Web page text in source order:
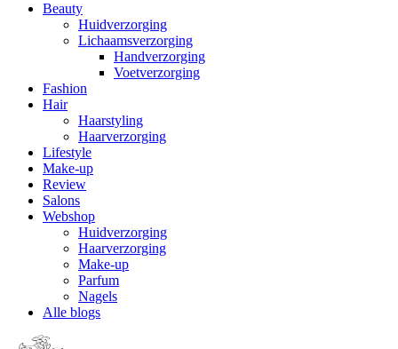
Beauty
Huidverzorging
Lichaamsverzorging
Handverzorging
Voetverzorging
Fashion
Hair
Haarstyling
Haarverzorging
Lifestyle
Make-up
Review
Salons
Webshop
Huidverzorging
Haarverzorging
Make-up
Parfum
Nagels
Alle blogs